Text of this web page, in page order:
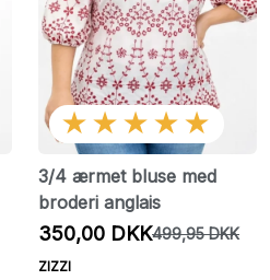
★★★★★
3/4 ærmet bluse med
broderi anglais
350,00 DKK499,95 DKK
ZIZZI